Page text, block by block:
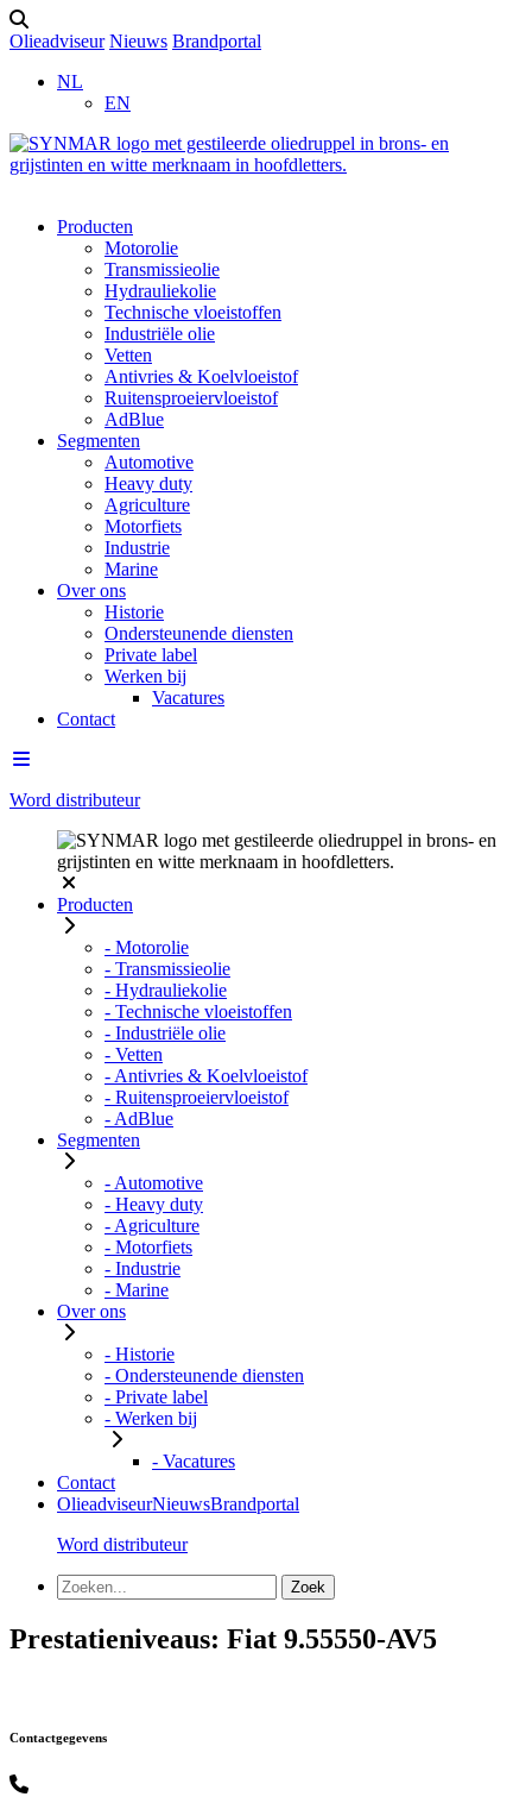
Olieadviseur Nieuws Brandportal
NL
EN
Producten
Motorolie
Transmissieolie
Hydrauliekolie
Technische vloeistoffen
Industriële olie
Vetten
Antivries & Koelvloeistof
Ruitensproeiervloeistof
AdBlue
Segmenten
Automotive
Heavy duty
Agriculture
Motorfiets
Industrie
Marine
Over ons
Historie
Ondersteunende diensten
Private label
Werken bij
Vacatures
Contact
Word distributeur
Producten
- Motorolie
- Transmissieolie
- Hydrauliekolie
- Technische vloeistoffen
- Industriële olie
- Vetten
- Antivries & Koelvloeistof
- Ruitensproeiervloeistof
- AdBlue
Segmenten
- Automotive
- Heavy duty
- Agriculture
- Motorfiets
- Industrie
- Marine
Over ons
- Historie
- Ondersteunende diensten
- Private label
- Werken bij
- Vacatures
Contact
OlieadviseurNieuwsBrandportal
Word distributeur
Prestatieniveaus: Fiat 9.55550-AV5
Contactgegevens